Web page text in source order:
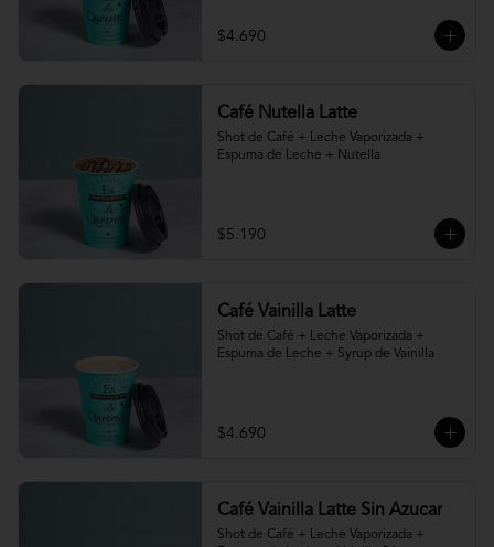
$4.690
Café Nutella Latte
Shot de Café + Leche Vaporizada +
Espuma de Leche + Nutella
$5.190
Café Vainilla Latte
Shot de Café + Leche Vaporizada +
Espuma de Leche + Syrup de Vainilla
$4.690
Café Vainilla Latte Sin Azucar
Shot de Café + Leche Vaporizada +